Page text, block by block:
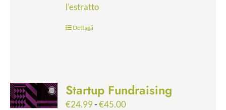
l'estratto
Dettagli
Startup Fundraising
€24.99-€45.00Fascia